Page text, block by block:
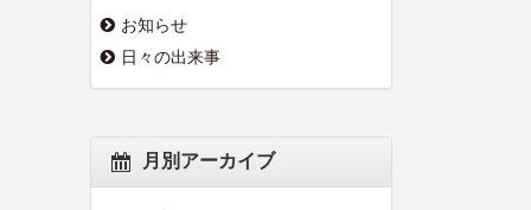
お知らせ
日々の出来事
月別アーカイブ